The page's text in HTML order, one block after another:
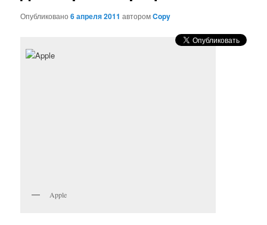
Опубликовано6 апреля 2011 авторомCopy
Apple